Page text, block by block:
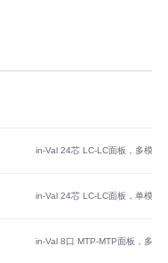
in-Val 24芯 LC-LC面板，多模
in-Val 24芯 LC-LC面板，单模
in-Val 8口 MTP-MTP面板，多模